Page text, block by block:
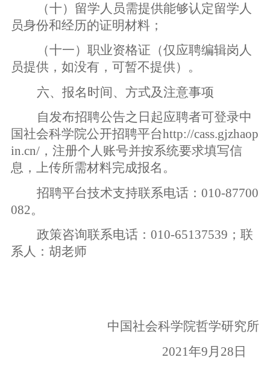
（十）留学人员需提供能够认定留学人
员身份和经历的证明材料；
（十一）职业资格证（仅应聘编辑岗人
员提供，如没有，可暂不提供）。
六、报名时间、方式及注意事项
自发布招聘公告之日起应聘者可登录中
国社会科学院公开招聘平台http://cass.gjzhaop
in.cn/，注册个人账号并按系统要求填写信
息，上传所需材料完成报名。
招聘平台技术支持联系电话： 010-87700
082。
政策咨询联系电话： 010-65137539 ；联
系人：胡老师
中国社会科学院哲学研究所
2021年9 月 28 日